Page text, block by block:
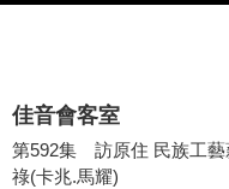
佳音會客室
第592集 訪原住 民族工藝
祿(卡兆.馬耀)